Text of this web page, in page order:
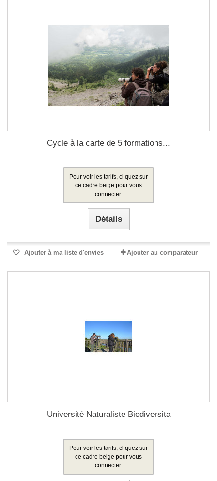
Cycle à la carte de 5 formations...
Pour voir les tarifs, cliquez sur
ce cadre beige pour vous
connecter.
Détails
Ajouter à ma liste d'envies Ajouter au comparateur
Université Naturaliste Biodiversita
Pour voir les tarifs, cliquez sur
ce cadre beige pour vous
connecter.